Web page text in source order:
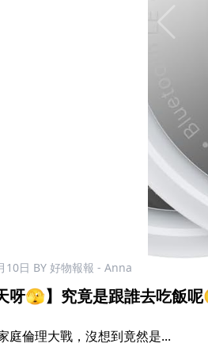
10日 BY 好物報報 - Anna
天呀🫣】究竟是跟誰去吃飯
庭倫理大戰，沒想到竟然是...